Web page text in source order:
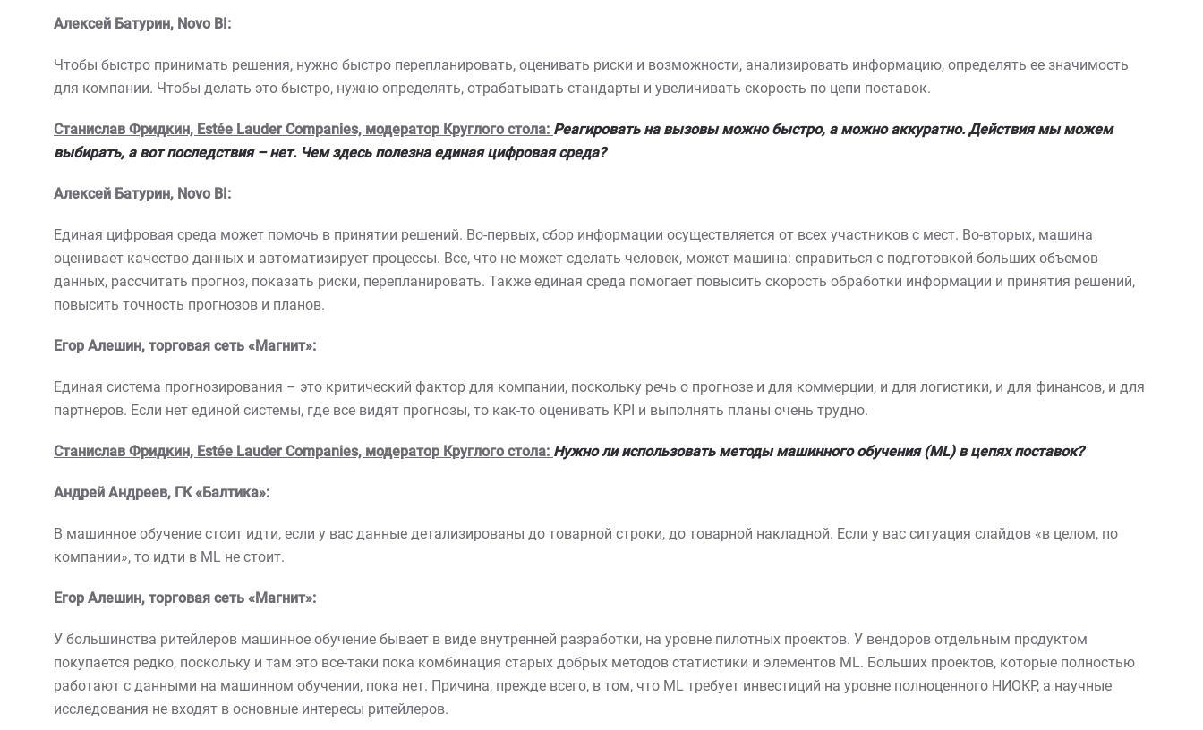
Алексей Батурин, Novo BI:
Чтобы быстро принимать решения, нужно быстро перепланировать, оценивать риски и возможности, анализировать информацию, определять ее значимость
для компании. Чтобы делать это быстро, нужно определять, отрабатывать стандарты и увеличивать скорость по цепи поставок.
Станислав Фридкин, Estée Lauder Companies, модератор Круглого стола: Реагировать на вызовы можно быстро, а можно аккуратно. Действия мы можем
выбирать, а вот последствия – нет. Чем здесь полезна единая цифровая среда?
Алексей Батурин, Novo BI:
Единая цифровая среда может помочь в принятии решений. Во-первых, сбор информации осуществляется от всех участников с мест. Во-вторых, машина
оценивает качество данных и автоматизирует процессы. Все, что не может сделать человек, может машина: справиться с подготовкой больших объемов
данных, рассчитать прогноз, показать риски, перепланировать. Также единая среда помогает повысить скорость обработки информации и принятия решений,
повысить точность прогнозов и планов.
Егор Алешин, торговая сеть «Магнит»:
Единая система прогнозирования – это критический фактор для компании, поскольку речь о прогнозе и для коммерции, и для логистики, и для финансов, и для
партнеров. Если нет единой системы, где все видят прогнозы, то как-то оценивать KPI и выполнять планы очень трудно.
Станислав Фридкин, Estée Lauder Companies, модератор Круглого стола: Нужно ли использовать методы машинного обучения (ML) в цепях поставок?
Андрей Андреев, ГК «Балтика»:
В машинное обучение стоит идти, если у вас данные детализированы до товарной строки, до товарной накладной. Если у вас ситуация слайдов «в целом, по
компании», то идти в ML не стоит.
Егор Алешин, торговая сеть «Магнит»:
У большинства ритейлеров машинное обучение бывает в виде внутренней разработки, на уровне пилотных проектов. У вендоров отдельным продуктом
покупается редко, поскольку и там это все-таки пока комбинация старых добрых методов статистики и элементов ML. Больших проектов, которые полностью
работают с данными на машинном обучении, пока нет. Причина, прежде всего, в том, что ML требует инвестиций на уровне полноценного НИОКР, а научные
исследования не входят в основные интересы ритейлеров.